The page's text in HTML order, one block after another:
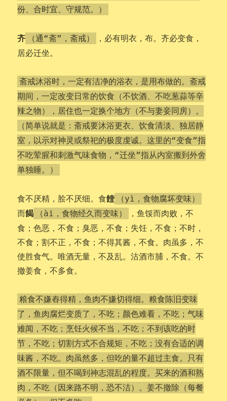
份、合时宜、守规范。）
齐 （通“斋”，斋戒）
，必有明衣，布。齐必变食，
居必迁坐。
斋戒沐浴时，一定有洁净的浴衣，是用布做的。斋戒
期间，一定改变日常的饮食（不饮酒、不吃葱蒜等辛
辣之物），居住也一定换个地方（不与妻妾同房）。
（简单说就是：斋戒要沐浴更衣、饮食清淡、独居静
室，以示对神灵或祭祀的极度虔诚。这里的“变食”指
不吃荤腥和刺激气味食物，“迁坐”指从内室搬到外舍
单独睡。）
食不厌精，脍不厌细。食饐 （yì，食物腐坏变味）
而餲 （ài，食物经久而变味）
，鱼馁而肉败，不
食；色恶，不食；臭恶，不食；失饪，不食；不时，
不食；割不正，不食；不得其酱，不食。肉虽多，不
使胜食气。唯酒无量，不及乱。沽酒市脯，不食。不
撤姜食，不多食。
粮食不嫌舂得精，鱼肉不嫌切得细。粮食陈旧变味
了，鱼肉腐烂变质了，不吃；颜色难看，不吃；气味
难闻，不吃；烹饪火候不当，不吃；不到该吃的时
节，不吃；切割方式不合规矩，不吃；没有合适的调
味酱，不吃。肉虽然多，但吃的量不超过主食。只有
酒不限量，但不喝到神志混乱的程度。买来的酒和熟
肉，不吃（因来路不明，恐不洁）。姜不撤除（每餐